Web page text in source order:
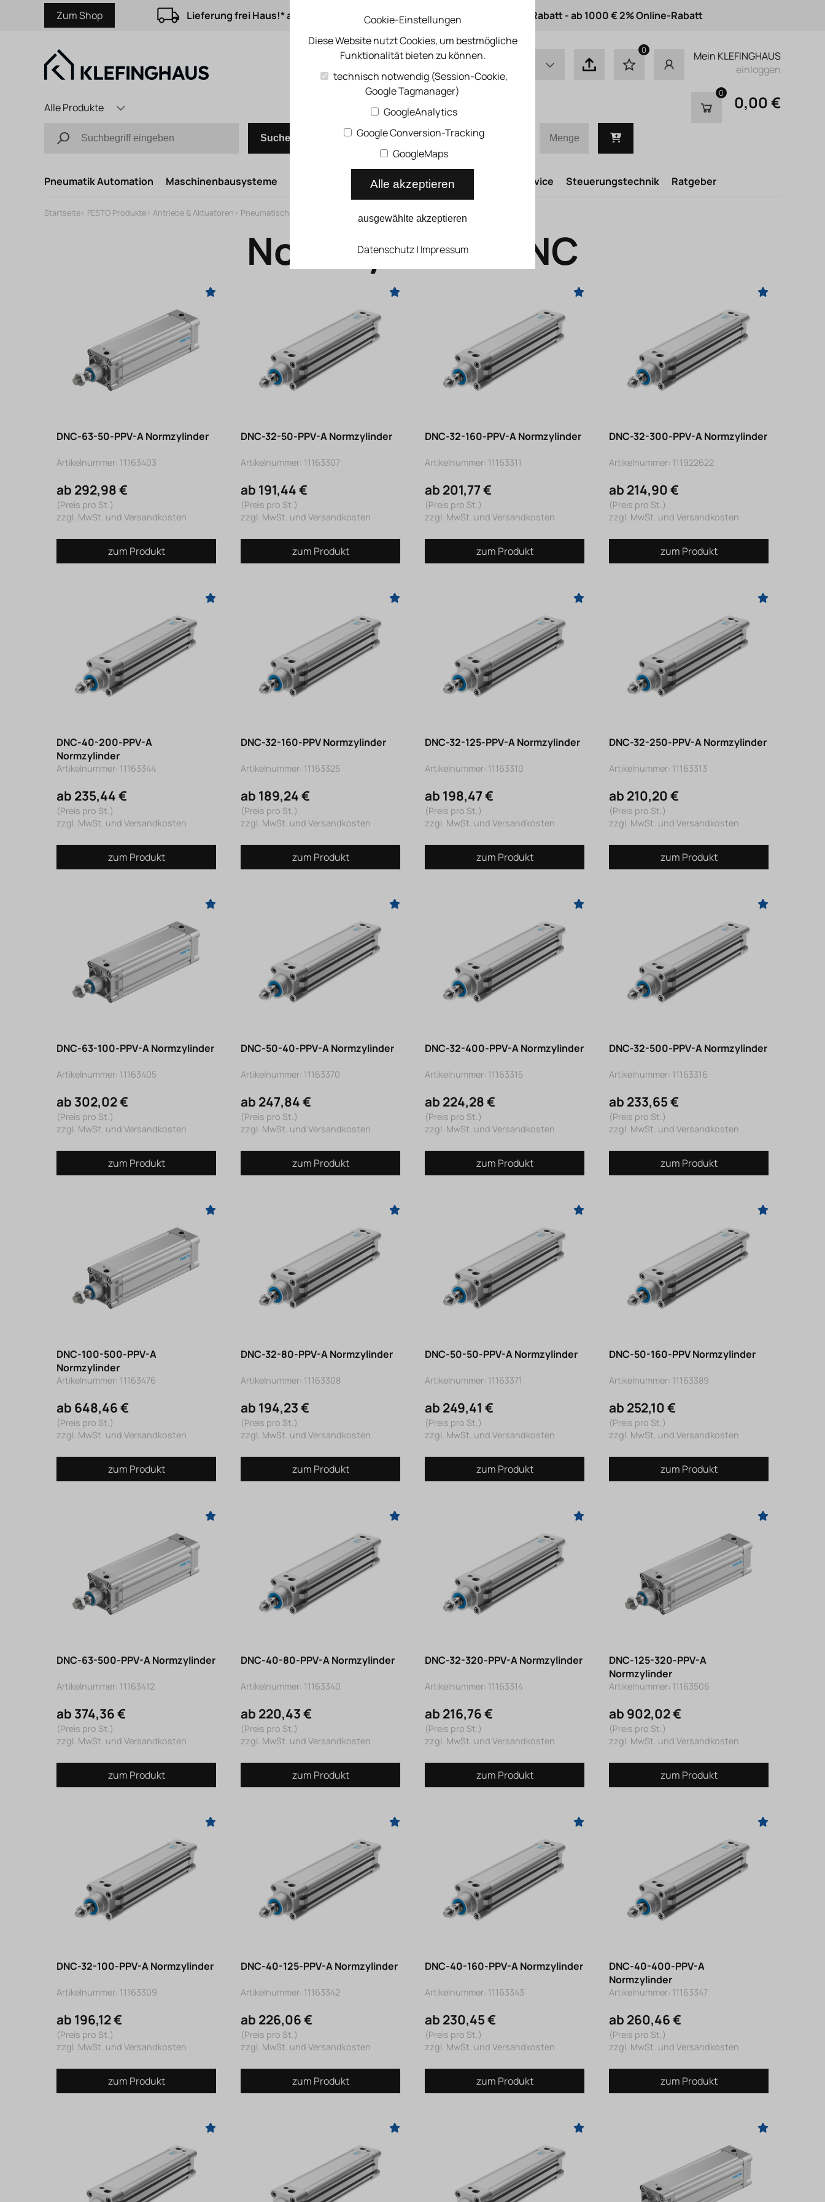
Zum Shop Lieferung frei Haus!* ab 50 € Auftragswert ab 500 € 1% Online-Rabatt - ab 1000 € 2% Online-Rabatt
0
Mein KLEFINGHAUS
einloggen
Alle Produkte
Suchen
Schnellbestellung
0 0,00 €
Pneumatik Automation Maschinenbausysteme Druckluftsysteme Kompressoren Service Steuerungstechnik Ratgeber
Startseite> FESTO Produkte> Antriebe & Aktuatoren > Pneumatische Zylinder Normzylinder DNC
Normzylinder DNC
DNC-63-50-PPV-A Normzylinder
Artikelnummer: 11163403
ab 292,98 €
(Preis pro St.)
zzgl. MwSt. und Versandkosten
zum Produkt
DNC-32-50-PPV-A Normzylinder
Artikelnummer: 11163307
ab 191,44 €
(Preis pro St.)
zzgl. MwSt. und Versandkosten
zum Produkt
DNC-32-160-PPV-A Normzylinder
Artikelnummer: 11163311
ab 201,77 €
(Preis pro St.)
zzgl. MwSt. und Versandkosten
zum Produkt
DNC-32-300-PPV-A Normzylinder
Artikelnummer: 111922622
ab 214,90 €
(Preis pro St.)
zzgl. MwSt. und Versandkosten
zum Produkt
DNC-40-200-PPV-A
Normzylinder
Artikelnummer: 11163344
ab 235,44 €
(Preis pro St.)
zzgl. MwSt. und Versandkosten
zum Produkt
DNC-32-160-PPV Normzylinder
Artikelnummer: 11163325
ab 189,24 €
(Preis pro St.)
zzgl. MwSt. und Versandkosten
zum Produkt
DNC-32-125-PPV-A Normzylinder
Artikelnummer: 11163310
ab 198,47 €
(Preis pro St.)
zzgl. MwSt. und Versandkosten
zum Produkt
DNC-32-250-PPV-A Normzylinder
Artikelnummer: 11163313
ab 210,20 €
(Preis pro St.)
zzgl. MwSt. und Versandkosten
zum Produkt
DNC-63-100-PPV-A Normzylinder
Artikelnummer: 11163405
ab 302,02 €
(Preis pro St.)
zzgl. MwSt. und Versandkosten
zum Produkt
DNC-50-40-PPV-A Normzylinder
Artikelnummer: 11163370
ab 247,84 €
(Preis pro St.)
zzgl. MwSt. und Versandkosten
zum Produkt
DNC-32-400-PPV-A Normzylinder
Artikelnummer: 11163315
ab 224,28 €
(Preis pro St.)
zzgl. MwSt. und Versandkosten
zum Produkt
DNC-32-500-PPV-A Normzylinder
Artikelnummer: 11163316
ab 233,65 €
(Preis pro St.)
zzgl. MwSt. und Versandkosten
zum Produkt
DNC-100-500-PPV-A
Normzylinder
Artikelnummer: 11163476
ab 648,46 €
(Preis pro St.)
zzgl. MwSt. und Versandkosten
zum Produkt
DNC-32-80-PPV-A Normzylinder
Artikelnummer: 11163308
ab 194,23 €
(Preis pro St.)
zzgl. MwSt. und Versandkosten
zum Produkt
DNC-50-50-PPV-A Normzylinder
Artikelnummer: 11163371
ab 249,41 €
(Preis pro St.)
zzgl. MwSt. und Versandkosten
zum Produkt
DNC-50-160-PPV Normzylinder
Artikelnummer: 11163389
ab 252,10 €
(Preis pro St.)
zzgl. MwSt. und Versandkosten
zum Produkt
DNC-63-500-PPV-A Normzylinder
Artikelnummer: 11163412
ab 374,36 €
(Preis pro St.)
zzgl. MwSt. und Versandkosten
zum Produkt
DNC-40-80-PPV-A Normzylinder
Artikelnummer: 11163340
ab 220,43 €
(Preis pro St.)
zzgl. MwSt. und Versandkosten
zum Produkt
DNC-32-320-PPV-A Normzylinder
Artikelnummer: 11163314
ab 216,76 €
(Preis pro St.)
zzgl. MwSt. und Versandkosten
zum Produkt
DNC-125-320-PPV-A
Normzylinder
Artikelnummer: 11163506
ab 902,02 €
(Preis pro St.)
zzgl. MwSt. und Versandkosten
zum Produkt
DNC-32-100-PPV-A Normzylinder
Artikelnummer: 11163309
ab 196,12 €
(Preis pro St.)
zzgl. MwSt. und Versandkosten
zum Produkt
DNC-40-125-PPV-A Normzylinder
Artikelnummer: 11163342
ab 226,06 €
(Preis pro St.)
zzgl. MwSt. und Versandkosten
zum Produkt
DNC-40-160-PPV-A Normzylinder
Artikelnummer: 11163343
ab 230,45 €
(Preis pro St.)
zzgl. MwSt. und Versandkosten
zum Produkt
DNC-40-400-PPV-A
Normzylinder
Artikelnummer: 11163347
ab 260,46 €
(Preis pro St.)
zzgl. MwSt. und Versandkosten
zum Produkt
Cookie-Einstellungen
Diese Website nutzt Cookies, um bestmögliche
Funktionalität bieten zu können.
technisch notwendig (Session-Cookie,
Google Tagmanager)
GoogleAnalytics
Google Conversion-Tracking
GoogleMaps
Alle akzeptieren
ausgewählte akzeptieren
Datenschutz| Impressum